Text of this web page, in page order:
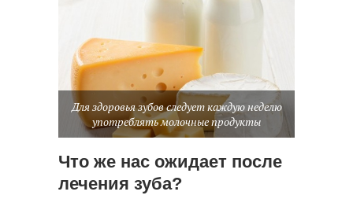
Для здоровья зубов следует каждую неделю
употреблять молочные продукты
Что же нас ожидает после
лечения зуба?